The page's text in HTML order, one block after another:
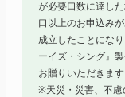
が必要口数に達し
口以上のお申込み
成立したことにな
ーイズ・シング』
お贈りいただきます
※天災・災害、不慮